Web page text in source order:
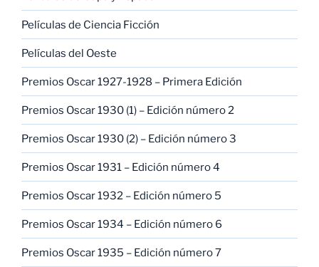
Películas de Ciencia Ficción
Películas del Oeste
Premios Oscar 1927-1928 – Primera Edición
Premios Oscar 1930 (1) – Edición número 2
Premios Oscar 1930 (2) – Edición número 3
Premios Oscar 1931 – Edición número 4
Premios Oscar 1932 – Edición número 5
Premios Oscar 1934 – Edición número 6
Premios Oscar 1935 – Edición número 7